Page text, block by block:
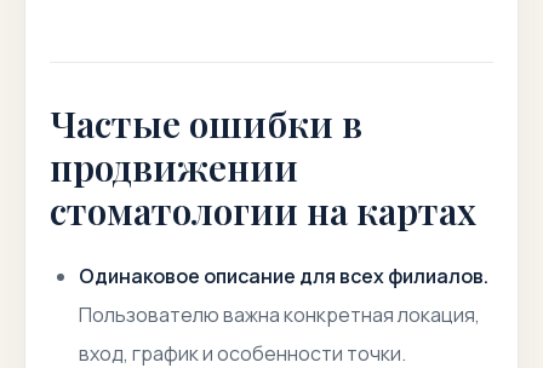
Частые ошибки в
продвижении
стоматологии на картах
Одинаковое описание для всех филиалов.
Пользователю важна конкретная локация,
вход, график и особенности точки.